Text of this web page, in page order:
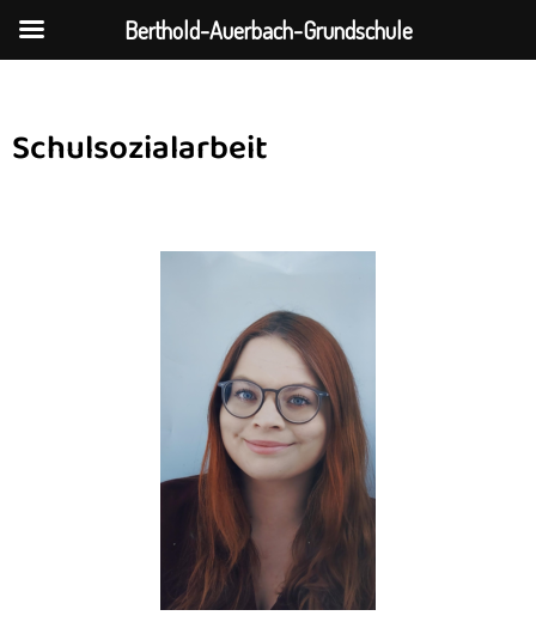
Inhalt
Schulsozialarbeit
Berthold-Auerbach-Grundschule